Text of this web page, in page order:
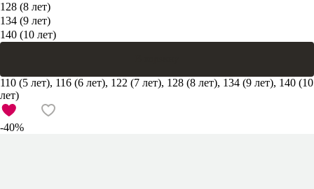
128 (8 лет)
134 (9 лет)
140 (10 лет)
110 (5 лет), 116 (6 лет), 122 (7 лет), 128 (8 лет), 134 (9 лет), 140 (10
лет)
-40%